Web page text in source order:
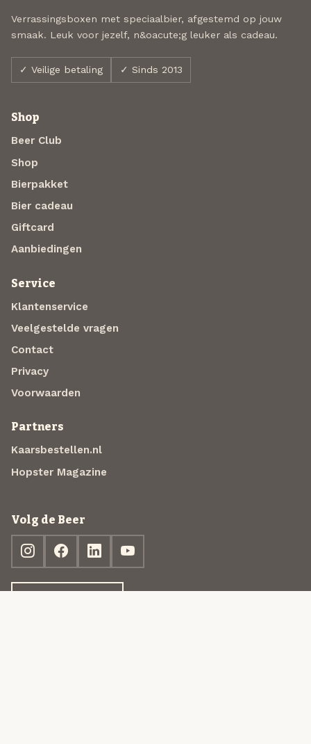
Verrassingsboxen met speciaalbier, afgestemd op jouw
smaak. Leuk voor jezelf, n&oacute;g leuker als cadeau.
✓ Veilige betaling ✓ Sinds 2013
Shop
Beer Club
Shop
Bierpakket
Bier cadeau
Giftcard
Aanbiedingen
Service
Klantenservice
Veelgestelde vragen
Contact
Privacy
Voorwaarden
Partners
Kaarsbestellen.nl
Hopster Magazine
Volg de Beer